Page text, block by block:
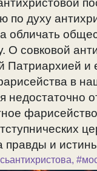
по духу
обличать
О совковой
Патриархией
в
недостаточно
правды и
,